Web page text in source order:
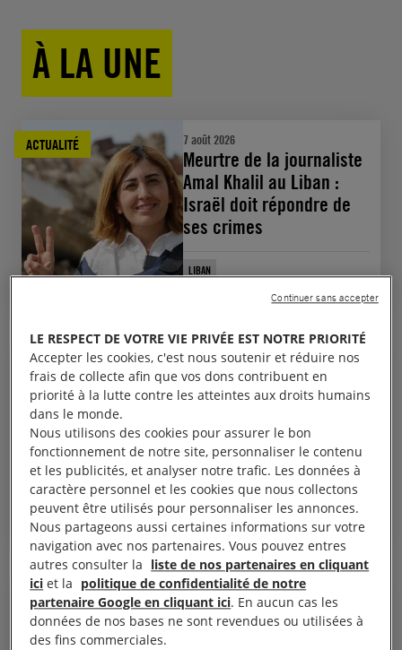
À LA UNE
ACTUALITÉ 7 août 2026
Meurtre de la journaliste
Amal Khalil au Liban :
Israël doit répondre de
ses crimes
LIBAN
Voir toutes les actualités
REPÈRE 18 juin 2026
Que va changer le
sur la migration et l'asile
?
DÉCRYPTAGE RÉFUGIÉS ET MIGRANTS
Voir tous les repères
DOSSIER 30 octobre 2025
République
LE RESPECT DE VOTRE VIE PRIVÉE EST NOTRE PRIORITÉ
Accepter les cookies, c'est nous soutenir et réduire nos
frais de collecte afin que vos dons contribuent en
priorité à la lutte contre les atteintes aux droits humains
dans le monde.
Nous utilisons des cookies pour assurer le bon
fonctionnement de notre site, personnaliser le contenu
et les publicités, et analyser notre trafic. Les données à
caractère personnel et les cookies que nous collectons
peuvent être utilisés pour personnaliser les annonces.
Nous partageons aussi certaines informations sur votre
navigation avec nos partenaires. Vous pouvez entres
autres consulter la liste de nos partenaires en cliquant
ici et la politique de confidentialité de notre
partenaire Google en cliquant ici. En aucun cas les
données de nos bases ne sont revendues ou utilisées à
des fins commerciales.
Continuer sans accepter